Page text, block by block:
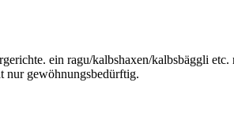
ein ragu/kalbshaxen/kalbsbäggli
nur gewöhnungsbedürftig.